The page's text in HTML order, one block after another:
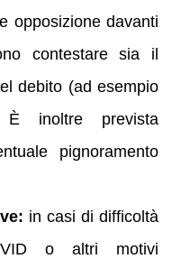
opposizione davanti
contestare sia il
debito (ad esempio
inoltre prevista
pignoramento
in casi di difficoltà
o altri motivi